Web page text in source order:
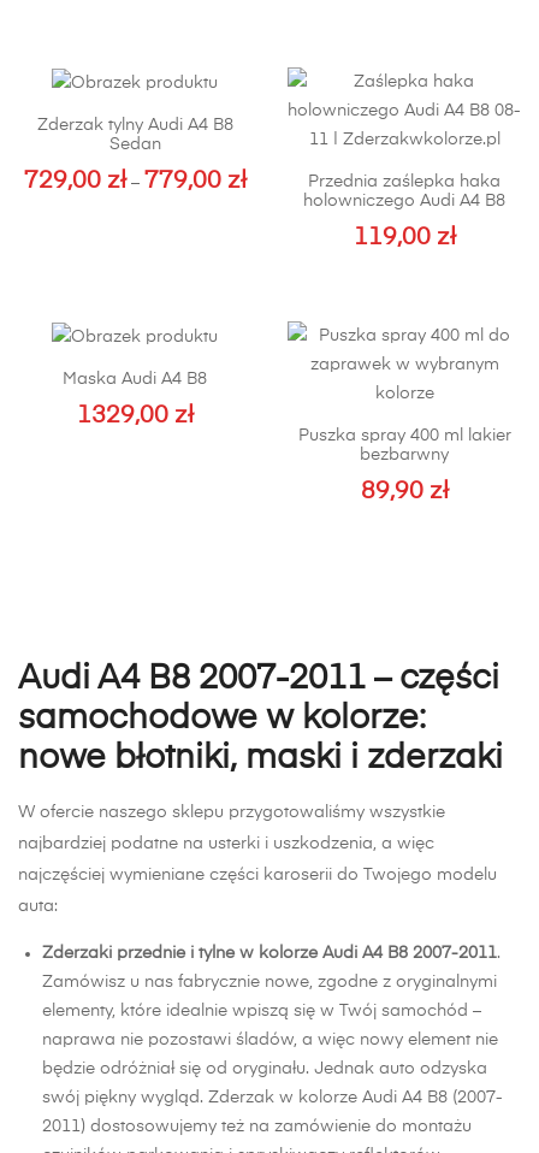
Zderzak tylny Audi A4 B8
Sedan
729,00 zł – 779,00 złZakres
779,00 zł
wariantów.
można
wybrać
Przednia zaślepka haka
holowniczego Audi A4 B8
119,00 zł
Maska Audi A4 B8
1329,00 zł
Puszka spray 400 ml lakier
bezbarwny
89,90 zł
Audi A4 B8 2007-2011 – części
samochodowe w kolorze:
nowe błotniki, maski i zderzaki
W ofercie naszego sklepu przygotowaliśmy wszystkie
najbardziej podatne na usterki i uszkodzenia, a więc
najczęściej wymieniane części karoserii do Twojego modelu
auta:
Zderzaki przednie i tylne w kolorze Audi A4 B8 2007-2011.
Zamówisz u nas fabrycznie nowe, zgodne z oryginalnymi
elementy, które idealnie wpiszą się w Twój samochód –
naprawa nie pozostawi śladów, a więc nowy element nie
będzie odróżniał się od oryginału. Jednak auto odzyska
swój piękny wygląd. Zderzak w kolorze Audi A4 B8 (2007-
2011) dostosowujemy też na zamówienie do montażu